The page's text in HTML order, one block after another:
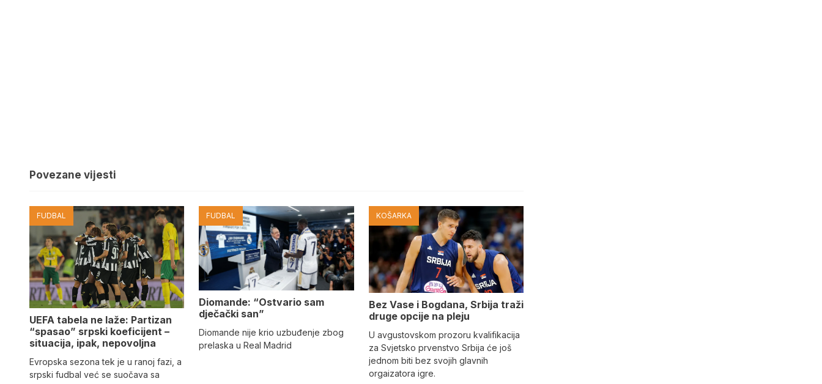
Povezane vijesti
FUDBAL
UEFA tabela ne laže: Partizan
“spasao” srpski koeficijent –
situacija, ipak, nepovoljna
Evropska sezona tek je u ranoj fazi, a
srpski fudbal već se suočava sa
FUDBAL
Diomande: “Ostvario sam
dječački san”
Diomande nije krio uzbuđenje zbog
prelaska u Real Madrid
KOŠARKA
Bez Vase i Bogdana, Srbija traži
druge opcije na pleju
U avgustovskom prozoru kvalifikacija
za Svjetsko prvenstvo Srbija će još
jednom biti bez svojih glavnih
orgaizatora igre.